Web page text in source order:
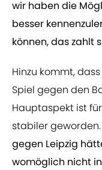
wir haben die
besser
können, das zahlt
Hinzu kommt,
Spiel gegen den
Hauptaspekt ist
stabiler geworden.
gegen Leipzig
womöglich nicht